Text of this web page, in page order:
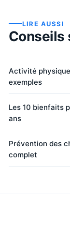
LIRE AUSSI
Conseils
Activité
exemples
Les 10 bienfaits
ans
Prévention des
complet